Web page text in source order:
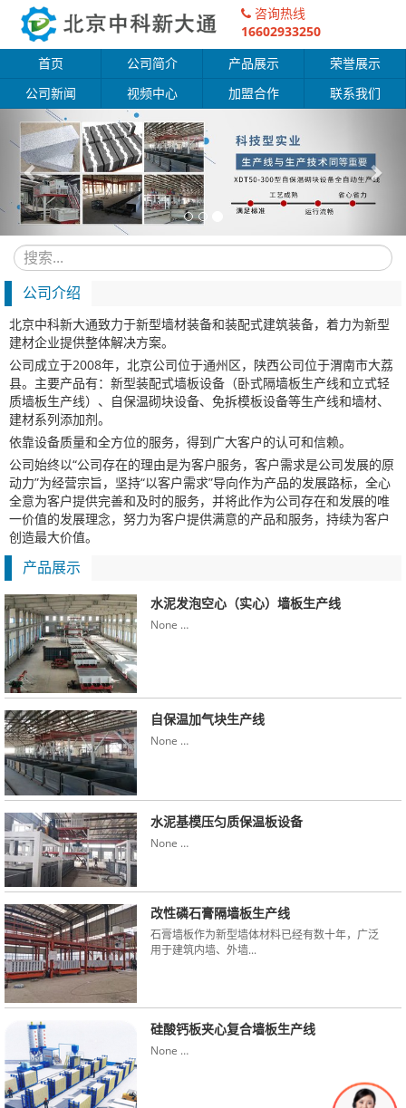
咨询热线
16602933250
首页
公司简介 产品展示
荣誉展示
公司新闻
视频中心 加盟合作 联系我们
Previous
公司介绍
北京中科新大通致力于新型墙材装备和装配式建筑装备，着力为新型
建材企业提供整体解决方案。
公司成立于2008年，北京公司位于通州区，陕西公司位于渭南市大荔
县。主要产品有：新型装配式墙板设备（卧式隔墙板生产线和立式轻
质墙板生产线）、自保温砌块设备、免拆模板设备等生产线和墙材、
建材系列添加剂。
依靠设备质量和全方位的服务，得到广大客户的认可和信赖。
公司始终以“公司存在的理由是为客户服务，客户需求是公司发展的原
动力”为经营宗旨，坚持“以客户需求”导向作为产品的发展路标，全心
全意为客户提供完善和及时的服务，并将此作为公司存在和发展的唯
一价值的发展理念，努力为客户提供满意的产品和服务，持续为客户
创造最大价值。
产品展示
水泥发泡空心（实心）墙板生产线
None …
自保温加气块生产线
None …
水泥基模压匀质保温板设备
None …
改性磷石膏隔墙板生产线
石膏墙板作为新型墙体材料已经有数十年，广泛
用于建筑内墙、外墙...
硅酸钙板夹心复合墙板生产线
None …